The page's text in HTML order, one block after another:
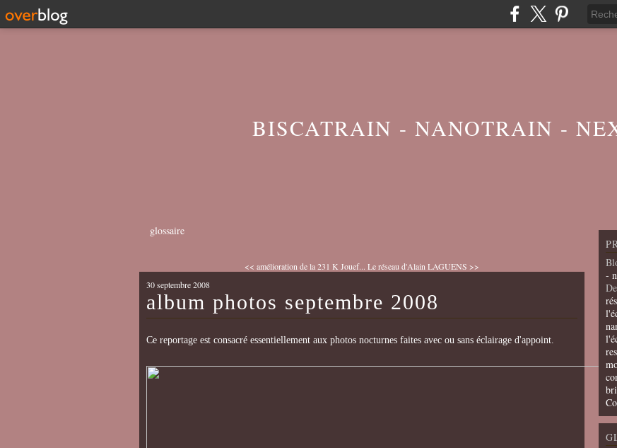
BISCATRAIN - NANOTRAIN -
glossaire
<< amélioration de la 231 K Jouef... Le réseau d'Alain LAGUENS >>
30 septembre 2008
album photos septembre 2008
Ce reportage est consacré essentiellement aux photos nocturnes faites avec ou sans éclairage d'appoint.
-